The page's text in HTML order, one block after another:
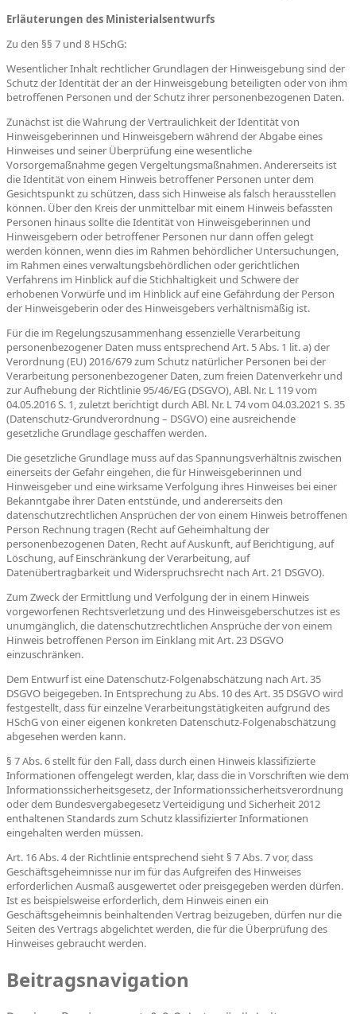
Erläuterungen des Ministerialsentwurfs
Zu den §§ 7 und 8 HSchG:
Wesentlicher Inhalt rechtlicher Grundlagen der Hinweisgebung sind der
Schutz der Identität der an der Hinweisgebung beteiligten oder von ihm
betroffenen Personen und der Schutz ihrer personenbezogenen Daten.
Zunächst ist die Wahrung der Vertraulichkeit der Identität von
Hinweisgeberinnen und Hinweisgebern während der Abgabe eines
Hinweises und seiner Überprüfung eine wesentliche
Vorsorgemaßnahme gegen Vergeltungsmaßnahmen. Andererseits ist
die Identität von einem Hinweis betroffener Personen unter dem
Gesichtspunkt zu schützen, dass sich Hinweise als falsch herausstellen
können. Über den Kreis der unmittelbar mit einem Hinweis befassten
Personen hinaus sollte die Identität von Hinweisgeberinnen und
Hinweisgebern oder betroffener Personen nur dann offen gelegt
werden können, wenn dies im Rahmen behördlicher Untersuchungen,
im Rahmen eines verwaltungsbehördlichen oder gerichtlichen
Verfahrens im Hinblick auf die Stichhaltigkeit und Schwere der
erhobenen Vorwürfe und im Hinblick auf eine Gefährdung der Person
der Hinweisgeberin oder des Hinweisgebers verhältnismäßig ist.
Für die im Regelungszusammenhang essenzielle Verarbeitung
personenbezogener Daten muss entsprechend Art. 5 Abs. 1 lit. a) der
Verordnung (EU) 2016/679 zum Schutz natürlicher Personen bei der
Verarbeitung personenbezogener Daten, zum freien Datenverkehr und
zur Aufhebung der Richtlinie 95/46/EG (DSGVO), ABl. Nr. L 119 vom
04.05.2016 S. 1, zuletzt berichtigt durch ABl. Nr. L 74 vom 04.03.2021 S. 35
(Datenschutz-Grundverordnung – DSGVO) eine ausreichende
gesetzliche Grundlage geschaffen werden.
Die gesetzliche Grundlage muss auf das Spannungsverhältnis zwischen
einerseits der Gefahr eingehen, die für Hinweisgeberinnen und
Hinweisgeber und eine wirksame Verfolgung ihres Hinweises bei einer
Bekanntgabe ihrer Daten entstünde, und andererseits den
datenschutzrechtlichen Ansprüchen der von einem Hinweis betroffenen
Person Rechnung tragen (Recht auf Geheimhaltung der
personenbezogenen Daten, Recht auf Auskunft, auf Berichtigung, auf
Löschung, auf Einschränkung der Verarbeitung, auf
Datenübertragbarkeit und Widerspruchsrecht nach Art. 21 DSGVO).
Zum Zweck der Ermittlung und Verfolgung der in einem Hinweis
vorgeworfenen Rechtsverletzung und des Hinweisgeberschutzes ist es
unumgänglich, die datenschutzrechtlichen Ansprüche der von einem
Hinweis betroffenen Person im Einklang mit Art. 23 DSGVO
einzuschränken.
Dem Entwurf ist eine Datenschutz-Folgenabschätzung nach Art. 35
DSGVO beigegeben. In Entsprechung zu Abs. 10 des Art. 35 DSGVO wird
festgestellt, dass für einzelne Verarbeitungstätigkeiten aufgrund des
HSchG von einer eigenen konkreten Datenschutz-Folgenabschätzung
abgesehen werden kann.
§ 7 Abs. 6 stellt für den Fall, dass durch einen Hinweis klassifizierte
Informationen offengelegt werden, klar, dass die in Vorschriften wie dem
Informationssicherheitsgesetz, der Informationssicherheitsverordnung
oder dem Bundesvergabegesetz Verteidigung und Sicherheit 2012
enthaltenen Standards zum Schutz klassifizierter Informationen
eingehalten werden müssen.
Art. 16 Abs. 4 der Richtlinie entsprechend sieht § 7 Abs. 7 vor, dass
Geschäftsgeheimnisse nur im für das Aufgreifen des Hinweises
erforderlichen Ausmaß ausgewertet oder preisgegeben werden dürfen.
Ist es beispielsweise erforderlich, dem Hinweis einen ein
Geschäftsgeheimnis beinhaltenden Vertrag beizugeben, dürfen nur die
Seiten des Vertrags abgelichtet werden, die für die Überprüfung des
Hinweises gebraucht werden.
Beitragsnavigation